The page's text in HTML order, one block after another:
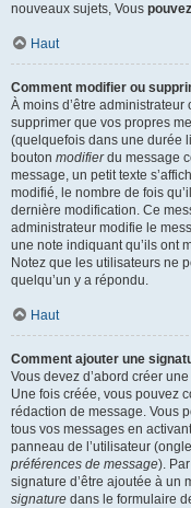
nouveaux sujets, Vous pouvez
Haut
Comment modifier ou
À moins d’être
supprimer que vos propres
(quelquefois dans une durée
bouton modifierdu message
message, un petit texte
modifié, le nombre de fois
dernière modification. Ce
administrateur modifie le
une note indiquant qu’ils ont
Notez que les utilisateurs ne
quelqu’un y a répondu.
Haut
Comment ajouter une
Vous devez d’abord créer
Une fois créée, vous pouvez
rédaction de message. Vous
tous vos messages en
panneau de l’utilisateur
préférences de message).
signature d’être ajoutée à un
signature dans le formulaire